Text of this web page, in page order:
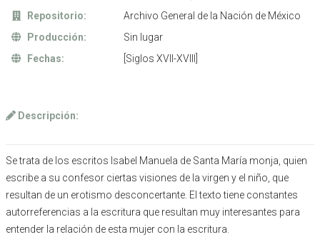
Repositorio:
Archivo General de la Nación de México
Producción:
Sin lugar
Fechas:
[Siglos XVII-XVIII]
Descripción:
Se trata de los escritos Isabel Manuela de Santa María monja, quien
escribe a su confesor ciertas visiones de la virgen y el niño, que
resultan de un erotismo desconcertante. El texto tiene constantes
autorreferencias a la escritura que resultan muy interesantes para
entender la relación de esta mujer con la escritura.